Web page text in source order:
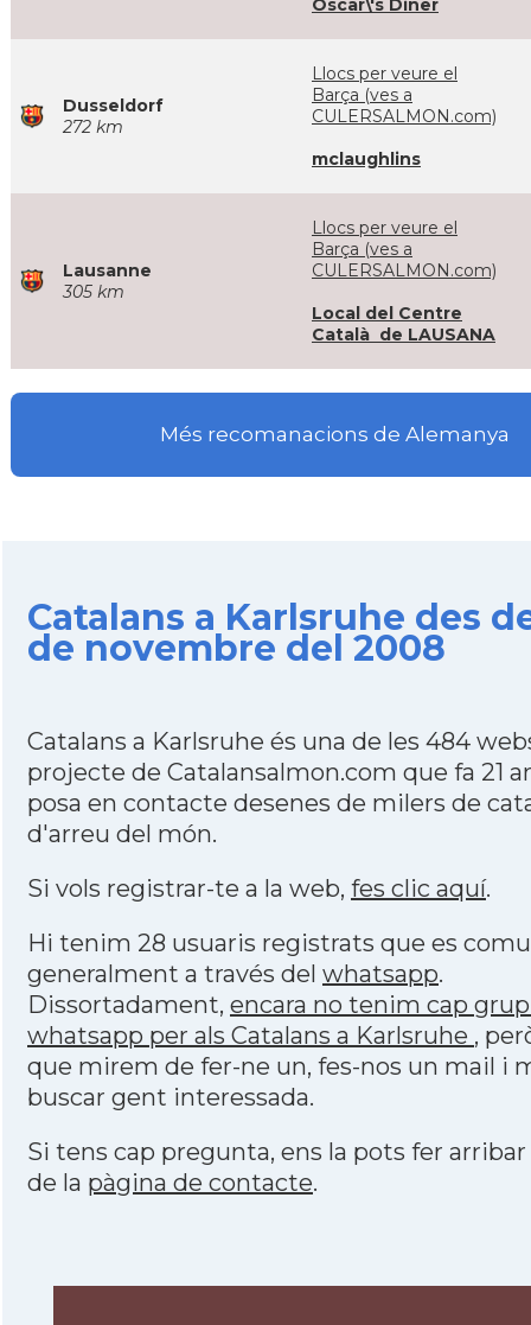
Oscar\'s Diner
Dusseldorf
272 km
Llocs per veure el
Barça (ves a
CULERSALMON.com)
mclaughlins
Lausanne
305 km
Llocs per veure el
Barça (ves a
CULERSALMON.com)
Local del Centre
Català de LAUSANA
Més recomanacions de Alemanya
Catalans a Karlsruhe des
de novembre del 2008
Catalans a Karlsruhe és una de les 484
projecte de Catalansalmon.com que fa 21
posa en contacte desenes de milers de
d'arreu del món.
Si vols registrar-te a la web, fes clic aquí.
Hi tenim 28 usuaris registrats que es
generalment a través del whatsapp.
Dissortadament, encara no tenim cap
whatsapp per als Catalans a Karlsruhe ,
que mirem de fer-ne un, fes-nos un mail i
buscar gent interessada.
Si tens cap pregunta, ens la pots fer arribar
de la pàgina de contacte.